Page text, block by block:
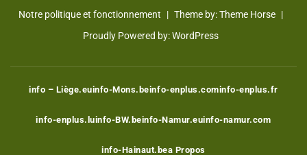
Notre politique et fonctionnement
Theme by:Theme Horse
Proudly Powered by:WordPress
info – Liège.euinfo-Mons.beinfo-enplus.cominfo-enplus.fr
info-enplus.luinfo-BW.beinfo-Namur.euinfo-namur.com
info-Hainaut.bea Propos